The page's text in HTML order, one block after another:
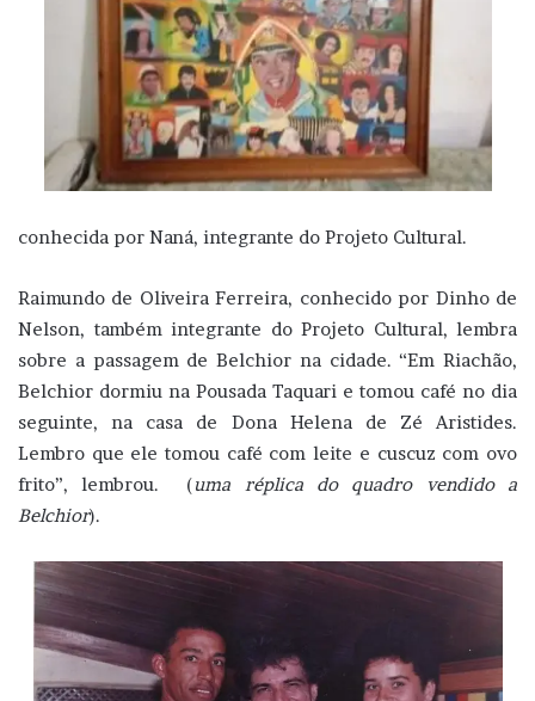
conhecida por Naná, integrante do Projeto Cultural.
Raimundo de Oliveira Ferreira, conhecido por Dinho de
Nelson, também integrante do Projeto Cultural, lembra
sobre a passagem de Belchior na cidade. “Em Riachão,
Belchior dormiu na Pousada Taquari e tomou café no dia
seguinte, na casa de Dona Helena de Zé Aristides.
Lembro que ele tomou café com leite e cuscuz com ovo
frito”, lembrou. (uma réplica do quadro vendido a
Belchior).